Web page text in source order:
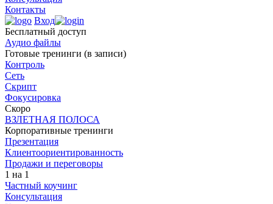
Контакты
Вход
Бесплатный доступ
Аудио файлы
Готовые тренинги (в записи)
Контроль
Сеть
Скрипт
Фокусировка
Скоро
ВЗЛЕТНАЯ ПОЛОСА
Корпоративные тренинги
Презентация
Клиент­оориен­ти­ро­ван­ность
Продажи и переговоры
1 на 1
Частный коучинг
Консультация